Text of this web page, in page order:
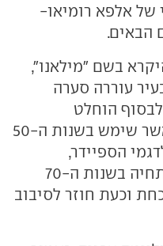
של אלפא רומיאו-
הבאים.
בשם "מילאנו",
עוררה סערה
הוחלט
להשתמש בשם "ג'ולייטה", אשר שימש בשנות ה-50
הספיידר,
הספרינט והברלינה, הוקם לתחיה בשנות ה-70
וכעת חוזר לסיבוב